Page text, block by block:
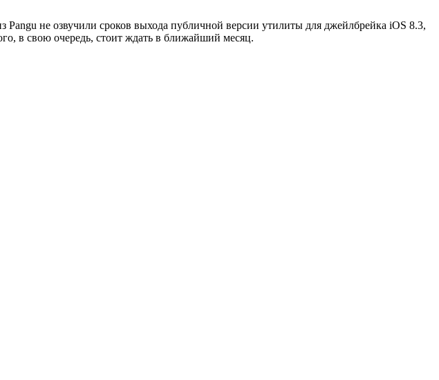
не озвучили сроков выхода публичной версии утилиты для джейлбрейка iOS 8.3,
в свою очередь, стоит ждать в ближайший месяц.